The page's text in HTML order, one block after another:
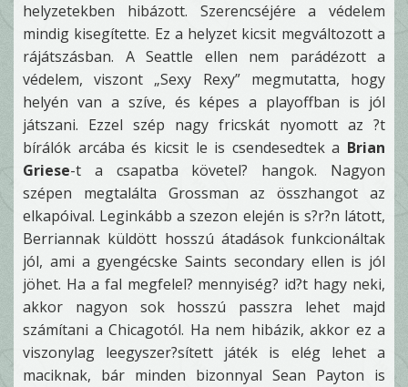
helyzetekben hibázott. Szerencséjére a védelem
mindig kisegítette. Ez a helyzet kicsit megváltozott a
rájátszásban. A Seattle ellen nem parádézott a
védelem, viszont „Sexy Rexy” megmutatta, hogy
helyén van a szíve, és képes a playoffban is jól
játszani. Ezzel szép nagy fricskát nyomott az ?t
bírálók arcába és kicsit le is csendesedtek a Brian
Griese-t a csapatba követel? hangok. Nagyon
szépen megtalálta Grossman az összhangot az
elkapóival. Leginkább a szezon elején is s?r?n látott,
Berriannak küldött hosszú átadások funkcionáltak
jól, ami a gyengécske Saints secondary ellen is jól
jöhet. Ha a fal megfelel? mennyiség? id?t hagy neki,
akkor nagyon sok hosszú passzra lehet majd
számítani a Chicagotól. Ha nem hibázik, akkor ez a
viszonylag leegyszer?sített játék is elég lehet a
maciknak, bár minden bizonnyal Sean Payton is